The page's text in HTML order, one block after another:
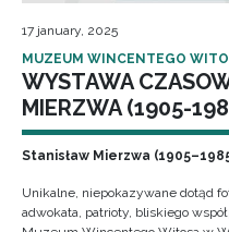
17 january, 2025
MUZEUM WINCENTEGO
WYSTAWA
MIERZWA (1905-
Stanisław Mierzwa
Unikalne, niepokazywane dotąd
adwokata, patrioty, bliskiego